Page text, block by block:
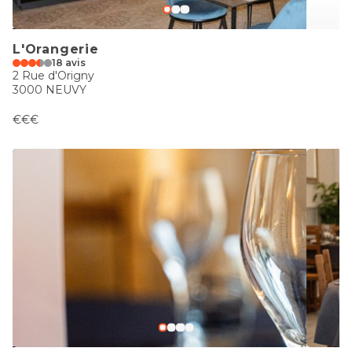
L'Orangerie
18 avis
2 Rue d'Origny
3000 NEUVY
€€€